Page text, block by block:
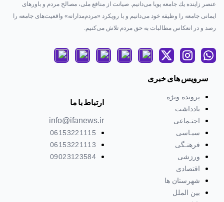
عنصر زاینده یك جامعه پویا می‌دانیم. صیانت از منافع ملی، مصالح مردم و باورهای
ایمانی جامعه را وظیفه خود می‌دانیم و با رویكرد «مردم‌مدارانه‌» واقعیت‌های جامعه را
رصد و در انعکاس مطالبات به حق مردم تلاش می‌كنیم.
سرویس های خبری
پرونده ویژه
یادداشت
اجتـماعی
سیـاسی
فرهنـگی
ورزشی
اقتصادی
شهرستان ها
بین الملل
ارتباط با ما
info@ifanews.ir
06153221115
06153221113
09023123584